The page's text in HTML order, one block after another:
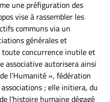
une préfiguration des
vise à rassembler les
communs via un
générales et
toute concurrence inutile et
associative autorisera ainsi
l’Humanité », fédération
; elle initiera, du
l’histoire humaine dégagé